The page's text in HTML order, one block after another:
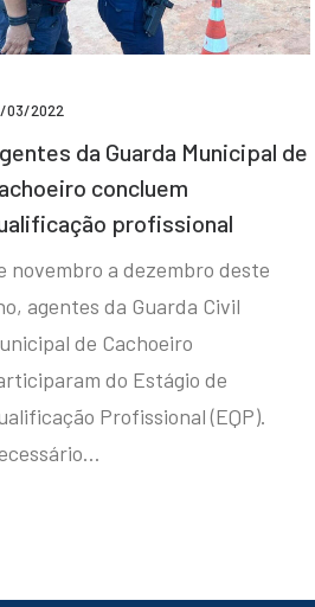
03/2022
da Guarda Municipal de
concluem
profissional
novembro a dezembro deste
agentes da Guarda Civil
de Cachoeiro
do Estágio de
Profissional (EQP).